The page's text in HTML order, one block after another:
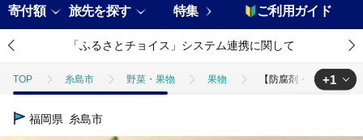
寄付額 旅先を探す 特集 ご利用ガイド
「ふるさとチョイス」システム連携に関して
TOP 糸島市 野菜・果物 果物 【防腐剤・ワックス
TOP
+1
福岡県 糸島市